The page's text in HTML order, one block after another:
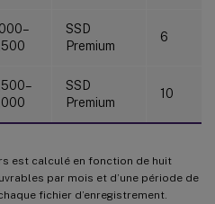
SSD
Premium
6
SSD
Premium
10
est calculé en fonction de huit
par mois et d’une période de
fichier d’enregistrement.